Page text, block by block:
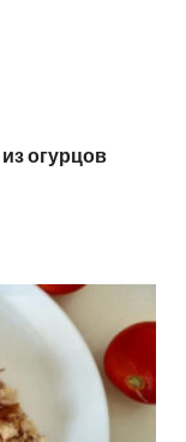
огурцов